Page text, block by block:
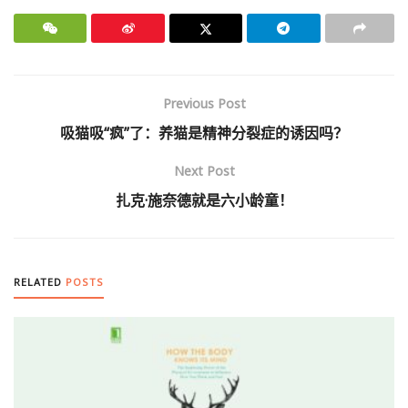
Previous Post
吸猫吸“疯”了：养猫是精神分裂症的诱因吗？
Next Post
扎克·施奈德就是六小龄童！
RELATED POSTS